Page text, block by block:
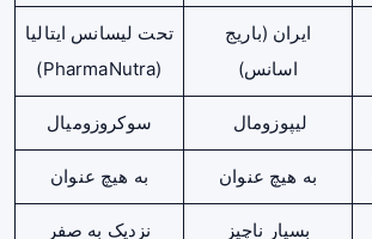
ایران (باریج
اسانس)
تحت لیسانس ایتالیا
(PharmaNutra)
لیپوزومال سوکروزومیال
به هیچ عنوان به هیچ عنوان
بسیار ناچیز نزدیک به صفر